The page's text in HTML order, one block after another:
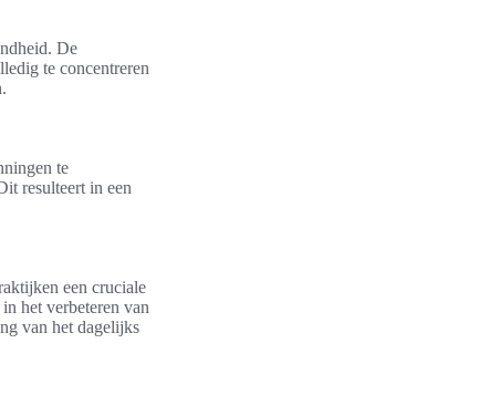
De
te concentreren
te
resulteert in een
een cruciale
het verbeteren van
van het dagelijks